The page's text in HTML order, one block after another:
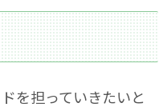
を担っていきたいと